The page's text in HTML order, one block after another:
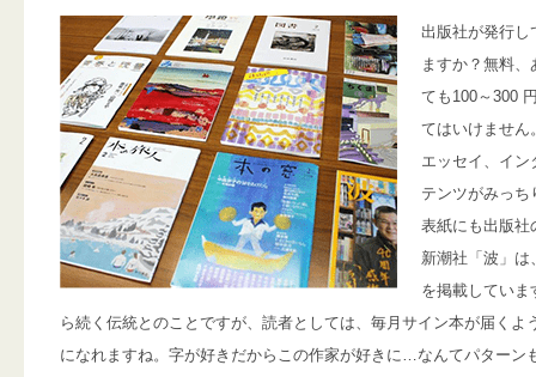
出版社が発行し
ますか？無料
ても100～300
てはいけません
エッセイ、イン
テンツがみっち
表紙にも出版社
新潮社「波」は
を掲載していま
ら続く伝統とのことですが、読者としては、毎月サイン本が届くよ
になれますね。字が好きだからこの作家が好きに…なんてパターン